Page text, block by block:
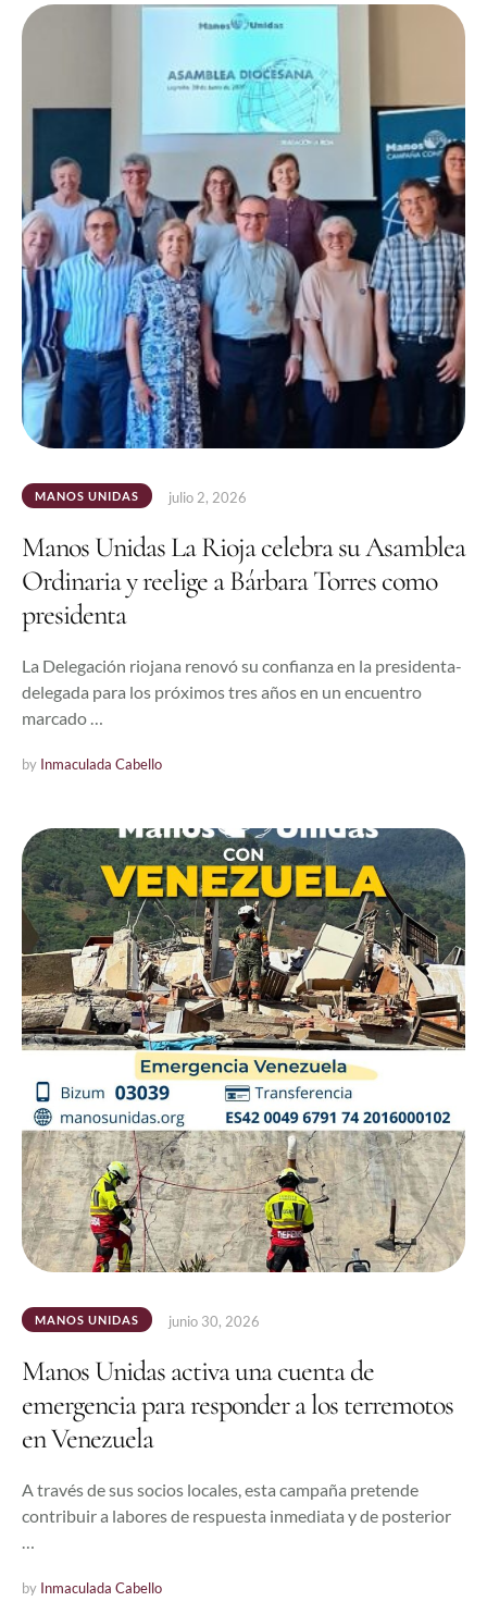
MANOS UNIDAS julio 2, 2026
Manos Unidas La Rioja celebra su Asamblea
Ordinaria y reelige a Bárbara Torres como
presidenta
La Delegación riojana renovó su confianza en la presidenta-
delegada para los próximos tres años en un encuentro
marcado …
by Inmaculada Cabello
MANOS UNIDAS junio 30, 2026
Manos Unidas activa una cuenta de
emergencia para responder a los terremotos
en Venezuela
A través de sus socios locales, esta campaña pretende
contribuir a labores de respuesta inmediata y de posterior
…
by Inmaculada Cabello